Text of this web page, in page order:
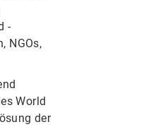
-
NGOs,
World
der